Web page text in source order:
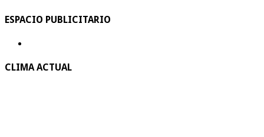
ESPACIO PUBLICITARIO
CLIMA ACTUAL